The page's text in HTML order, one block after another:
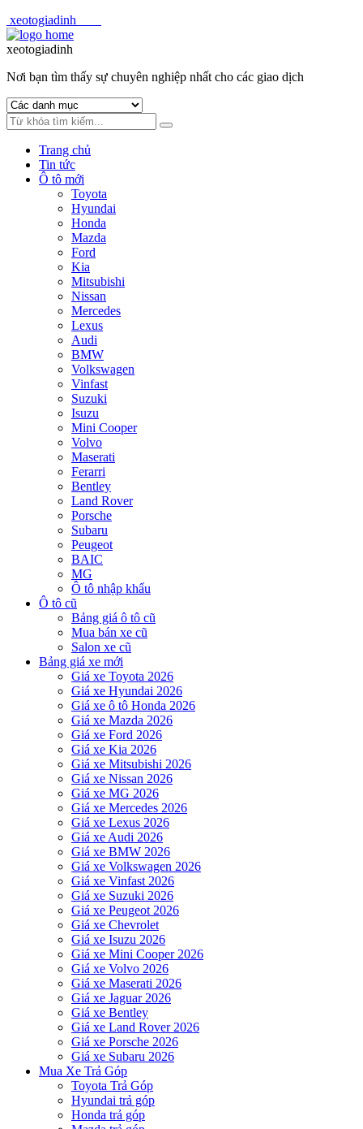
xeotogiadinh
Skip
to
Skip
to
xeotogiadinh
Nơi bạn tìm thấy sự chuyên nghiệp nhất cho các giao dịch
Trang chủ
Tin tức
Ô tô mới
Toyota
Hyundai
Honda
Mazda
Ford
Kia
Mitsubishi
Nissan
Mercedes
Lexus
Audi
BMW
Volkswagen
Vinfast
Suzuki
Isuzu
Mini Cooper
Volvo
Maserati
Ferarri
Bentley
Land Rover
Porsche
Subaru
Peugeot
BAIC
MG
Ô tô nhập khẩu
Ô tô cũ
Bảng giá ô tô cũ
Mua bán xe cũ
Salon xe cũ
Bảng giá xe mới
Giá xe Toyota 2026
Giá xe Hyundai 2026
Giá xe ô tô Honda 2026
Giá xe Mazda 2026
Giá xe Ford 2026
Giá xe Kia 2026
Giá xe Mitsubishi 2026
Giá xe Nissan 2026
Giá xe MG 2026
Giá xe Mercedes 2026
Giá xe Lexus 2026
Giá xe Audi 2026
Giá xe BMW 2026
Giá xe Volkswagen 2026
Giá xe Vinfast 2026
Giá xe Suzuki 2026
Giá xe Peugeot 2026
Giá xe Chevrolet
Giá xe Isuzu 2026
Giá xe Mini Cooper 2026
Giá xe Volvo 2026
Giá xe Maserati 2026
Giá xe Jaguar 2026
Giá xe Bentley
Giá xe Land Rover 2026
Giá xe Porsche 2026
Giá xe Subaru 2026
Mua Xe Trả Góp
Toyota Trả Góp
Hyundai trả góp
Honda trả góp